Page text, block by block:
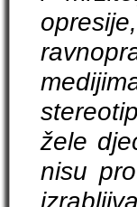
žele
nisu